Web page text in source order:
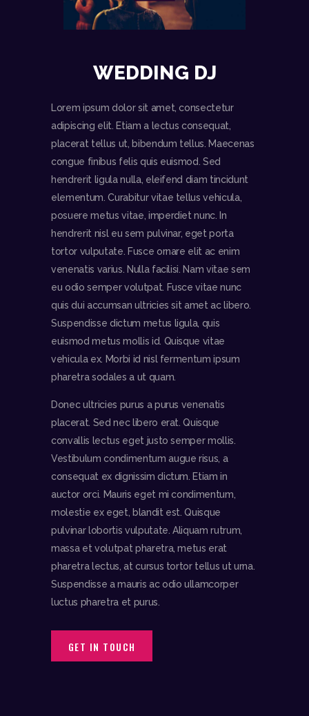
WEDDING DJ
Lorem ipsum dolor sit amet, consectetur
adipiscing elit. Etiam a lectus consequat,
placerat tellus ut, bibendum tellus. Maecenas
congue finibus felis quis euismod. Sed
hendrerit ligula nulla, eleifend diam tincidunt
elementum. Curabitur vitae tellus vehicula,
posuere metus vitae, imperdiet nunc. In
hendrerit nisl eu sem pulvinar, eget porta
tortor vulputate. Fusce ornare elit ac enim
venenatis varius. Nulla facilisi. Nam vitae sem
eu odio semper volutpat. Fusce vitae nunc
quis dui accumsan ultricies sit amet ac libero.
Suspendisse dictum metus ligula, quis
euismod metus mollis id. Quisque vitae
vehicula ex. Morbi id nisl fermentum ipsum
pharetra sodales a ut quam.
Donec ultricies purus a purus venenatis
placerat. Sed nec libero erat. Quisque
convallis lectus eget justo semper mollis.
Vestibulum condimentum augue risus, a
consequat ex dignissim dictum. Etiam in
auctor orci. Mauris eget mi condimentum,
molestie ex eget, blandit est. Quisque
pulvinar lobortis vulputate. Aliquam rutrum,
massa et volutpat pharetra, metus erat
pharetra lectus, at cursus tortor tellus ut urna.
Suspendisse a mauris ac odio ullamcorper
luctus pharetra et purus.
GET IN TOUCH